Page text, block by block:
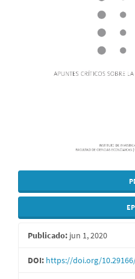
Publicado: jun 1, 2020
DOI: https://doi.org/